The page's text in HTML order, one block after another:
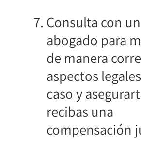
Consulta con un
abogado para
de manera
aspectos
caso y
recibas una
compensación